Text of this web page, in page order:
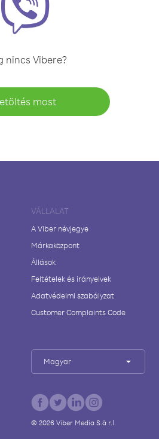
nincs Vibere?
most
VÁLLALAT
A Viber névjegye
Márkaközpont
Állások
Feltételek és irányelvek
Adatvédelmi szabályzat
Customer Complaints Code
Magyar
© 2026Viber Media S.à r.l.